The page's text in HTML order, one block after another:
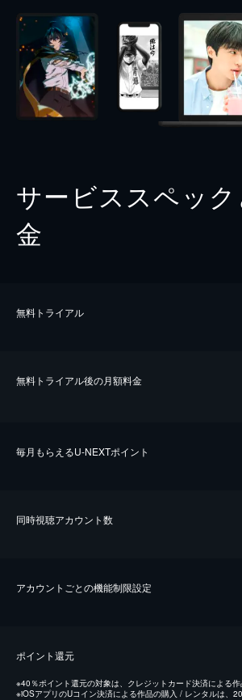
サービススペッ
金
無料トライアル
無料トライアル後の⽉額料金
毎⽉もらえるU-NEXTポイント
同時視聴アカウント数
アカウントごとの機能制限設定
ポイント還元
※40％ポイント還元の対象は、クレジットカード決済による作
※iOSアプリのUコイン決済による作品の購入 / レンタルは、